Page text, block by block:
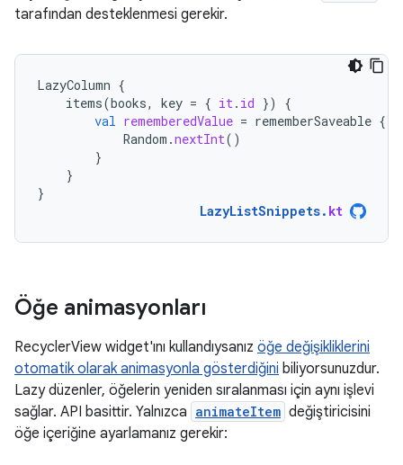
tarafından desteklenmesi gerekir.
LazyColumn {
items(books, key = { it. id })
{
val rememberedValue = rememberSaveable {
Random .nextInt()
}
}
}
LazyListSnippets. kt
Öğe animasyonları
RecyclerView widget'ını kullandıysanız öğe değişikliklerini
otomatik olarak animasyonla gösterdiğini biliyorsunuzdur.
Lazy düzenler, öğelerin yeniden sıralanması için aynı işlevi
sağlar. API basittir. Yalnızca animateItem değiştiricisini
öğe içeriğine ayarlamanız gerekir: